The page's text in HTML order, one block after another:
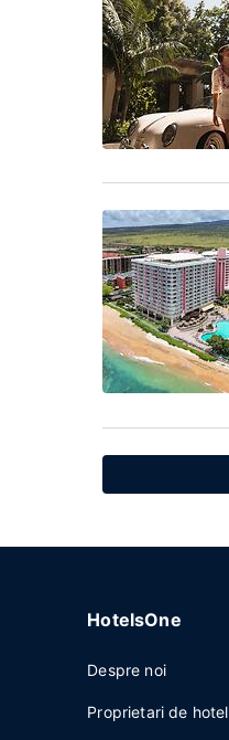
HotelsOne
Despre noi
Proprietari de hotel